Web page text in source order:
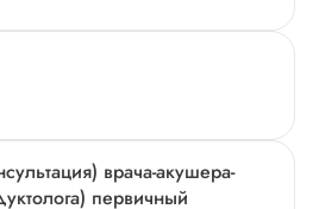
врача-акушера-
первичный